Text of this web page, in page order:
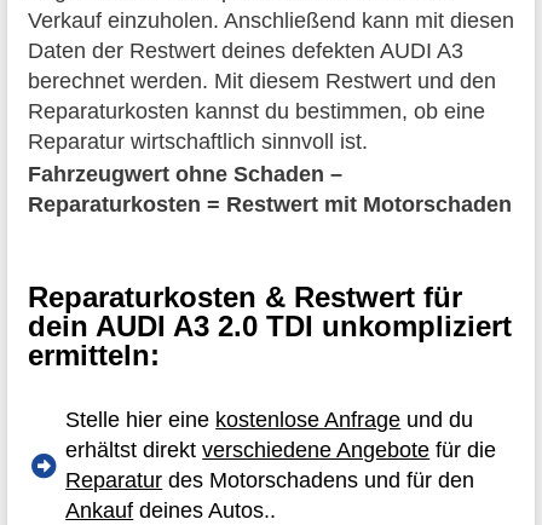
Verkauf einzuholen. Anschließend kann mit diesen
Daten der Restwert deines defekten AUDI A3
berechnet werden. Mit diesem Restwert und den
Reparaturkosten kannst du bestimmen, ob eine
Reparatur wirtschaftlich sinnvoll ist.
Fahrzeugwert ohne Schaden –
Reparaturkosten = Restwert mit Motorschaden
Reparaturkosten & Restwert für
dein AUDI A3 2.0 TDI unkompliziert
ermitteln:
Stelle hier eine kostenlose Anfrage und du
erhältst direktverschiedene Angebote für die
Reparatur des Motorschadens und für den
Ankauf deines Autos..